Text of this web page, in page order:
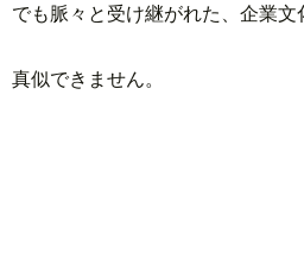
でも脈々と受け継がれた、企業
真似できません。